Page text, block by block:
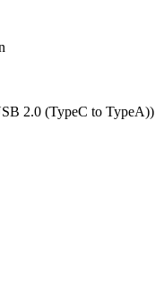
2.0 (TypeC to TypeA))